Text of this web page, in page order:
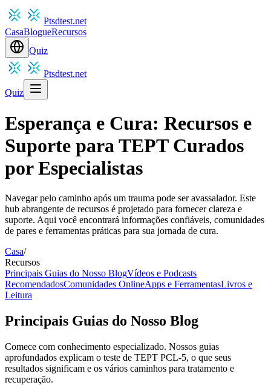
Ptsdtest.net
CasaBlogueRecursos
Quiz
Ptsdtest.net
Quiz
Esperança e Cura: Recursos e
Suporte para TEPT Curados
por Especialistas
Navegar pelo caminho após um trauma pode ser avassalador. Este
hub abrangente de recursos é projetado para fornecer clareza e
suporte. Aqui você encontrará informações confiáveis, comunidades
de pares e ferramentas práticas para sua jornada de cura.
Casa/
Recursos
Principais Guias do Nosso BlogVídeos e Podcasts
RecomendadosComunidades OnlineApps e FerramentasLivros e
Leitura
Principais Guias do Nosso Blog
Comece com conhecimento especializado. Nossos guias
aprofundados explicam o teste de TEPT PCL-5, o que seus
resultados significam e os vários caminhos para tratamento e
recuperação.